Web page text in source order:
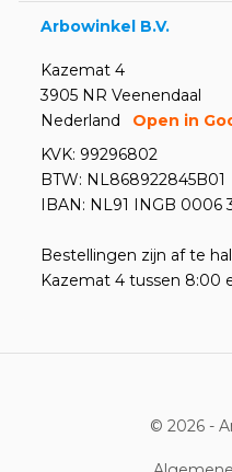
Arbowinkel B.V.
Kazemat 4
3905 NR Veenendaal
Nederland
Open in
KVK: 99296802
BTW: NL868922845B01
IBAN: NL91 INGB 0006
Bestellingen zijn af te
Kazemat 4 tussen 8:00
© 2026 -